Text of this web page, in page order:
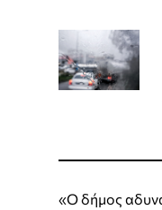
«Ο δήμος